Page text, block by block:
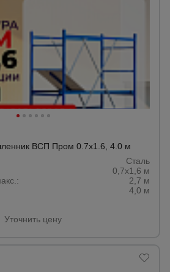
ВСП Пром 0.7х1.6, 4.0 м
Сталь
0,7х1,6 м
2,7 м
4,0 м
Уточнить цену
Оборудование
для работы с
арматурой
Оборудование
для бетонных
работ
Техника
строительные